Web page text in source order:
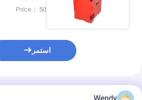
Price： 50
استمر
المنتجات الموصى بها